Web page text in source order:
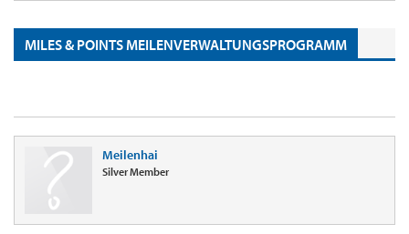
MILES & POINTS MEILENVERWALTUNGSPROGRAMM
Meilenhai
Silver Member